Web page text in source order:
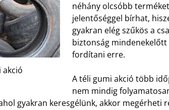
akció
néhány olcsóbb
jelentőséggel bírhat,
gyakran elég szűkös a
biztonság mindenekelőtt
fordítani erre.
A téli gumi akció több
nem mindig
gyakran keresgélünk, akkor megérheti